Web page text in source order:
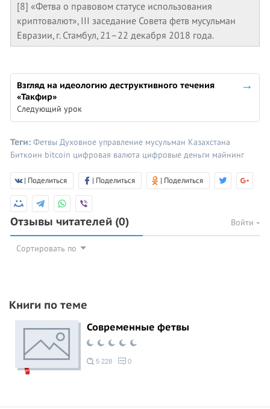
[8] «Фетва о правовом статусе использования
криптовалют», III заседание Совета фетв мусульман
Евразии, г. Стамбул, 21–22 декабря 2018 года.
Взгляд на идеологию деструктивного течения
«Такфир»
Следующий урок
Теги: Фетвы Духовное управление мусульман Казахстана
Биткоин bitcoin цифровая валюта цифровые деньги майнинг
| Поделиться | Поделиться | Поделиться
Отзывы читателей (0) Войти
Сортировать по
Книги по теме
Современные фетвы
5 228 0